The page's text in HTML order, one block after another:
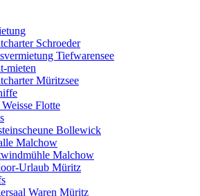
Schroeder
Tiefwarensee
mieten
Müritzsee
Flotte
Bollewick
Malchow
Malchow
Urlaub Müritz
Waren Müritz